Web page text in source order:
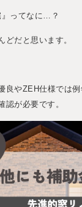
』ってなに…？
どだと思います。
良やZEH仕様では
認が必要です。